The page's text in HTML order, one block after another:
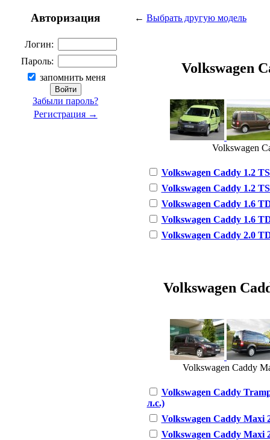
Авторизация
Логин:
Пароль:
запомнить меня
Забыли пароль?
Регистрация →
← Выбрать другую модель
Volkswagen
Volkswagen
Volkswagen Caddy 1.2
Volkswagen Caddy 1.2
Volkswagen Caddy 1.6
Volkswagen Caddy 1.6
Volkswagen Caddy 2.0
Volkswagen
Volkswagen Caddy
Volkswagen Caddy
л.с.)
Volkswagen Caddy Maxi
Volkswagen Caddy Maxi